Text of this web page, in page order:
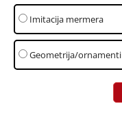
Imitacija mermera
Geometrija/ornamenti